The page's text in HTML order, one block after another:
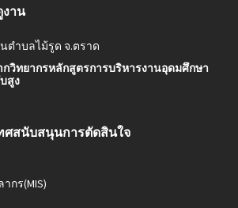
งาน
ตำบลไม้รูด จ.ตราด
กวิทยากรหลักสูตรการบริหารงานอุดมศึกษา
สูง
ศสนับสนุนการตัดสินใจ
กร(MIS)